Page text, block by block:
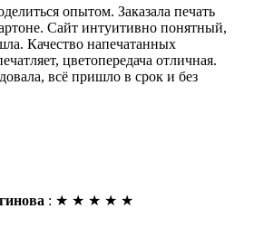
опытом. Заказала печать
Сайт интуитивно понятный,
Качество напечатанных
цветопередача отличная.
всё пришло в срок и без
: ★ ★ ★ ★ ★